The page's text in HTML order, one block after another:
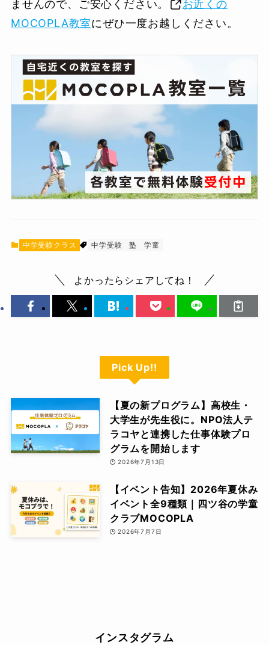
ませんので、ご安心ください。
お近くの
MOCOPLA教室にぜひ一度お越しください。
中学受験クラス 中学受験 塾 学童
よかったらシェアしてね！
Pick Up!!
【夏の新プログラム】高校生・
大学生が先生役に。NPO法人テ
ラコヤと連携した仕事体験プロ
グラムを開始します
2026年7月13日
【イベント告知】2026年夏休み
イベント全9種類｜四ツ谷の学童
クラブMOCOPLA
2026年7月7日
インスタグラム